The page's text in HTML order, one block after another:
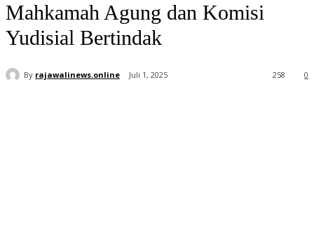
Mahkamah Agung dan Komisi
Yudisial Bertindak
By rajawalinews.online Juli 1, 2025 0
258